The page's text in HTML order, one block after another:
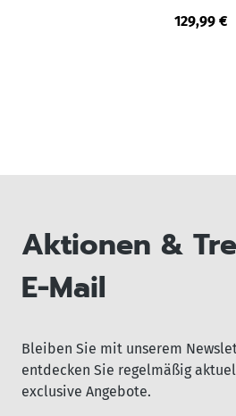
129,99 €
Aktionen &
E-Mail
Bleiben Sie mit unserem
entdecken Sie regelmäßig
exclusive Angebote.